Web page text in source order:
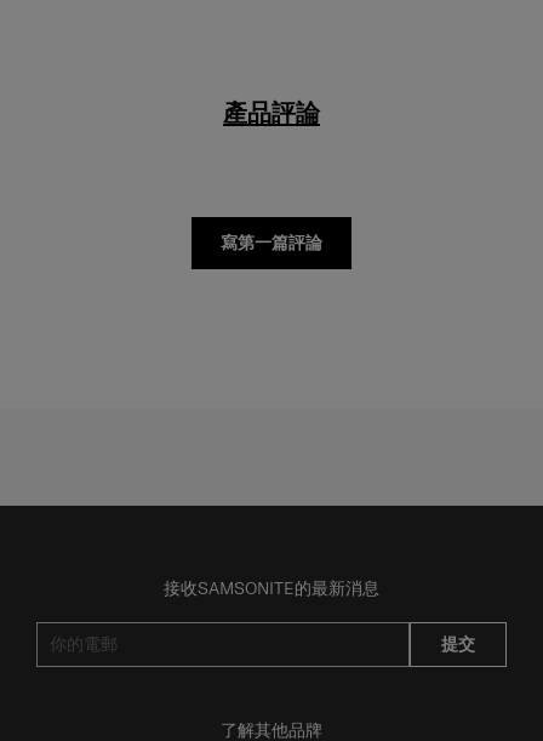
寫第一篇評論
提交